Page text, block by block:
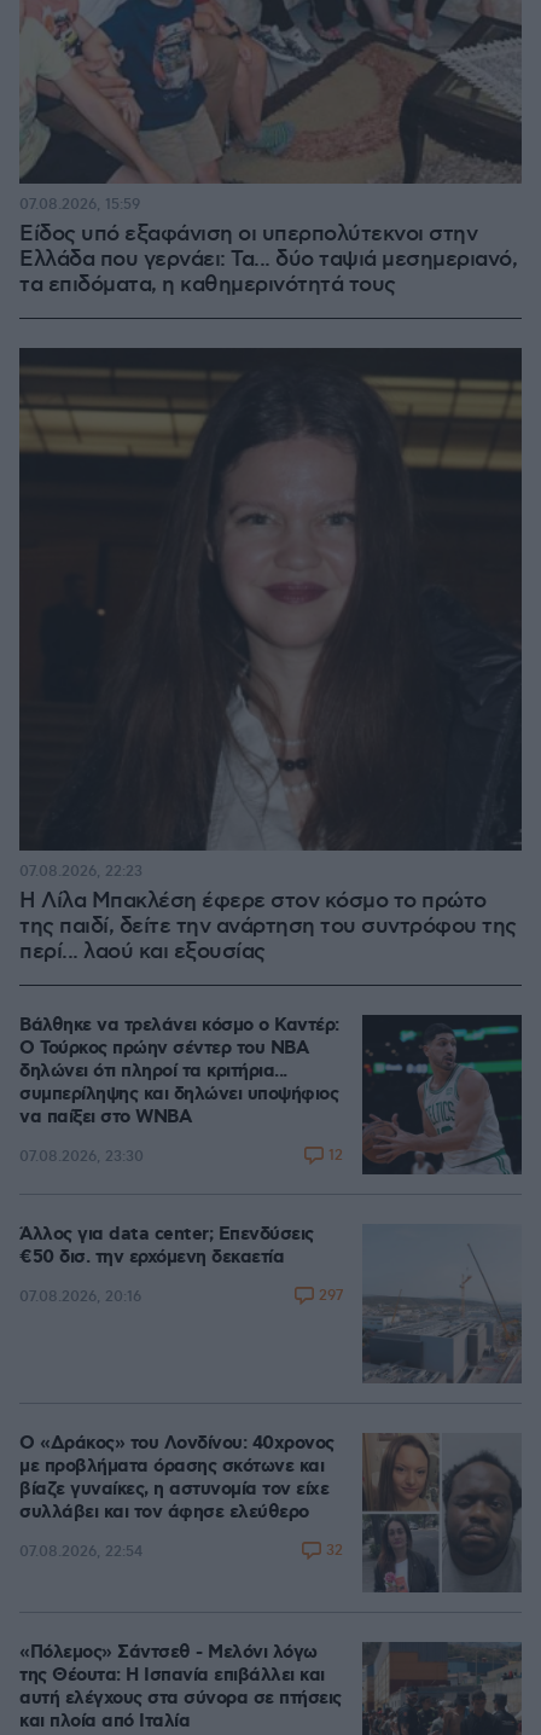
Είδος υπό εξαφάνιση οι υπερπολύτεκνοι στην
Ελλάδα που γερνάει: Τα... δύο ταψιά μεσημεριανό,
τα επιδόματα, η καθημερινότητά τους
07.08.2026, 15:59
Η Λίλα Μπακλέση έφερε στον κόσμο το πρώτο
της παιδί, δείτε την ανάρτηση του συντρόφου της
περί... λαού και εξουσίας
07.08.2026, 22:23
Βάλθηκε να τρελάνει κόσμο ο Καντέρ:
Ο Τούρκος πρώην σέντερ του NBA
δηλώνει ότι πληροί τα κριτήρια...
συμπερίληψης και δηλώνει υποψήφιος
να παίξει στο WNBA
07.08.2026, 23:30 12
Άλλος για data center; Επενδύσεις
€50 δισ. την ερχόμενη δεκαετία
07.08.2026, 20:16 297
Ο «Δράκος» του Λονδίνου: 40χρονος
με προβλήματα όρασης σκότωνε και
βίαζε γυναίκες, η αστυνομία τον είχε
συλλάβει και τον άφησε ελεύθερο
07.08.2026, 22:54 32
«Πόλεμος» Σάντσεθ - Μελόνι λόγω
της Θέουτα: Η Ισπανία επιβάλλει και
αυτή ελέγχους στα σύνορα σε πτήσεις
και πλοία από Ιταλία